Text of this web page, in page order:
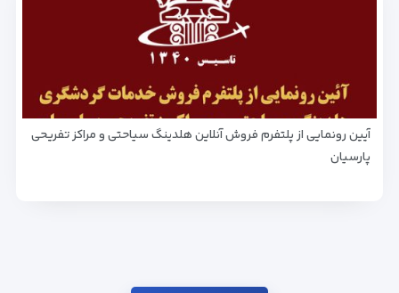
آیین رونمایی از پلتفرم فروش آنلاین هلدینگ سیاحتی و مراکز تفریحی
پارسیان